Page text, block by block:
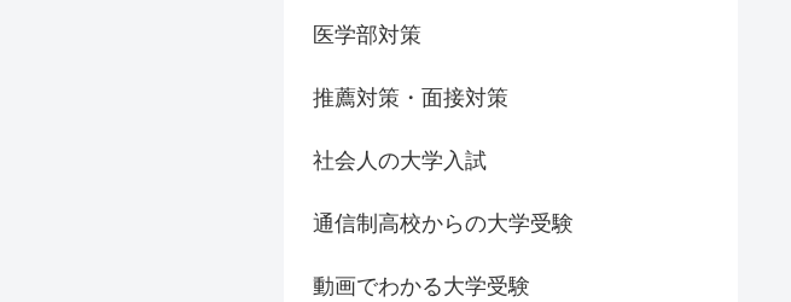
医学部対策
推薦対策・面接対策
社会人の大学入試
通信制高校からの大学受験
動画でわかる大学受験